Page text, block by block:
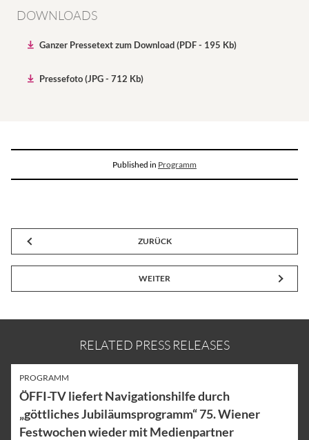
DOWNLOADS
Ganzer Pressetext zum Download (PDF - 195 Kb)
Pressefoto (JPG - 712 Kb)
Published in Programm
ZURÜCK
WEITER
RELATED PRESS RELEASES
PROGRAMM
ÖFFI-TV liefert Navigationshilfe durch
„göttliches Jubiläumsprogramm“ 75. Wiener
Festwochen wieder mit Medienpartner